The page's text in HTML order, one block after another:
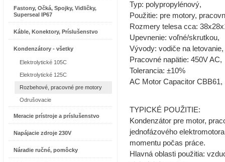
Fastony, Očká, Spojky, Vidličky,
Superseal IP67
Káble, Konektory, Príslušenstvo
Kondenzátory - všetky
Elektrolytické 105C
Elektrolytické 125C
Rozbehové, pracovné pre motory
Odrušovacie
Meracie prístroje a príslušenstvo
Napájacie zdroje 230V
Náradie ručné, pomôcky
Typ: polypropylénový,
Použitie: pre motory,
Rozmery telesa cca:
Upevnenie: voľné/skrutkou,
Vývody: vodiče na letovanie,
Pracovné napätie: 450V AC,
Tolerancia: ±10%
AC Motor Capacitor CBB61,
TYPICKÉ POUŽITIE:
Kondenzátor pre motor,
jednofázového
momentu počas práce.
Hlavná oblasti použitia: